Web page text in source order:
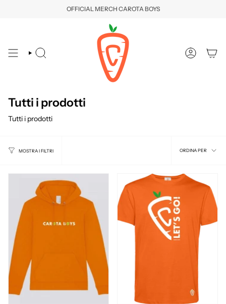
OFFICIAL MERCH CAROTA BOYS
CERCA ACCOUNT
Tutti i prodotti
Tutti i prodotti
MOSTRA I FILTRI
Ordina
ORDINA PER